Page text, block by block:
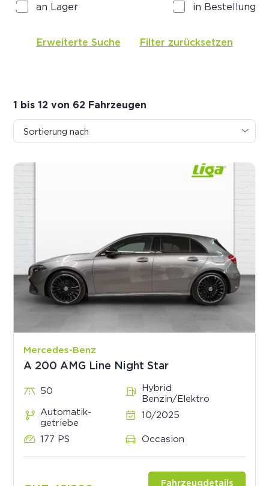
an Lager in Bestellung
Erweiterte Suche Filter zurücksetzen
1 bis 12 von 62 Fahrzeugen
Mercedes-Benz
A 200 AMG Line Night Star
50
Hybrid
Benzin/Elektro
Automatik­
getriebe
10/2025
177 PS Occasion
Fahrzeugdetails